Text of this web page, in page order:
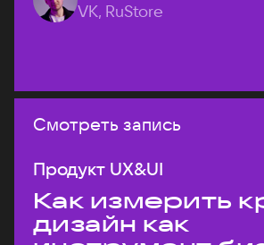
VK, RuStore
Смотреть запись
Продукт UX&UI
Как измерить
дизайн как